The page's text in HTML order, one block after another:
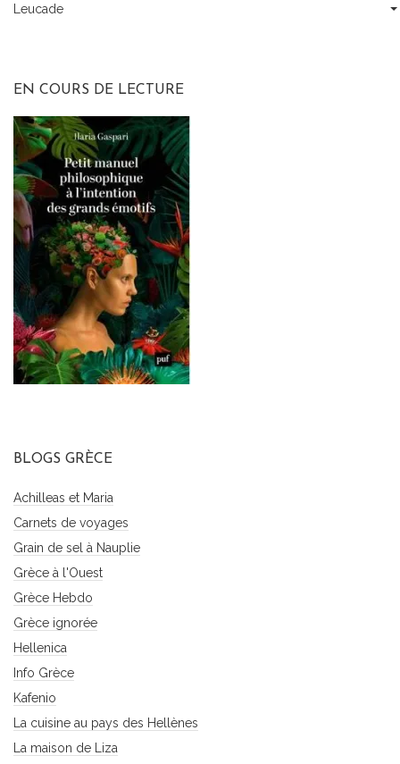
Tous
Leucade
EN COURS DE LECTURE
BLOGS GRÈCE
Achilleas et Maria
Carnets de voyages
Grain de sel à Nauplie
Grèce à l'Ouest
Grèce Hebdo
Grèce ignorée
Hellenica
Info Grèce
Kafenio
La cuisine au pays des Hellènes
La maison de Liza